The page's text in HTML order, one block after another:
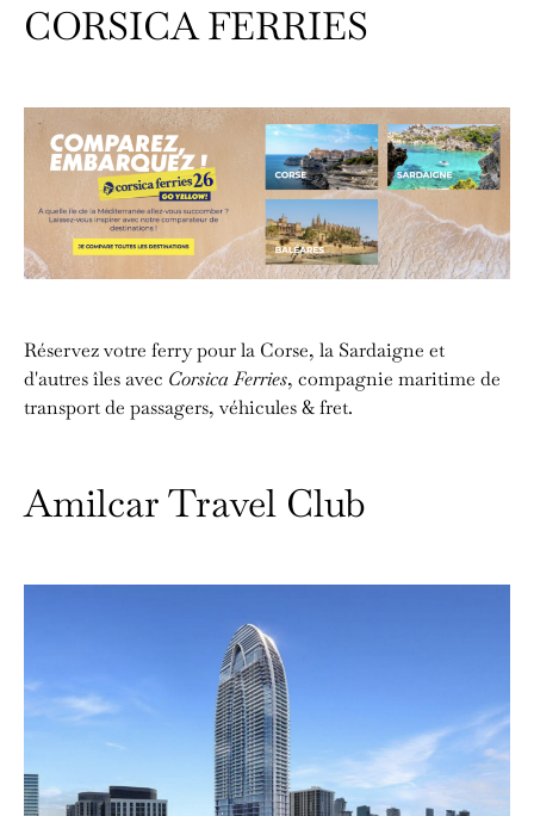
CORSICA FERRIES
Réservez votre ferry pour la Corse, la Sardaigne et
d'autres îles avec Corsica Ferries, compagnie maritime de
transport de passagers, véhicules & fret.
Amilcar Travel Club